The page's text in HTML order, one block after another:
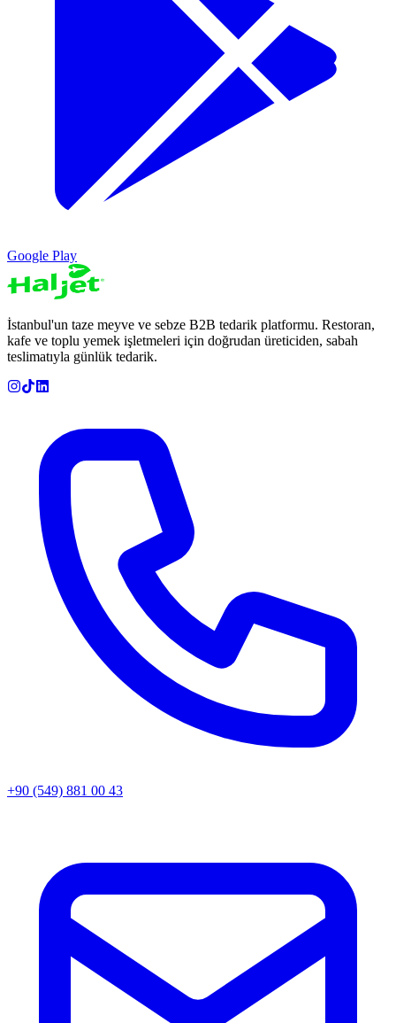
Google Play
İstanbul'un taze meyve ve sebze B2B tedarik platformu. Restoran,
kafe ve toplu yemek işletmeleri için doğrudan üreticiden, sabah
teslimatıyla günlük tedarik.
+90 (549) 881 00 43